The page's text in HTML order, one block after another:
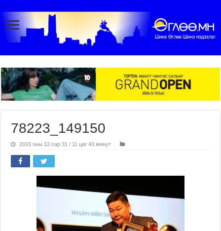
78223_149150
2015 оны 12 сар 31 / 11 цаг 43 минут